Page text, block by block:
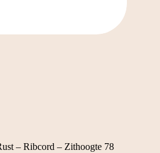
– Ribcord – Zithoogte 78